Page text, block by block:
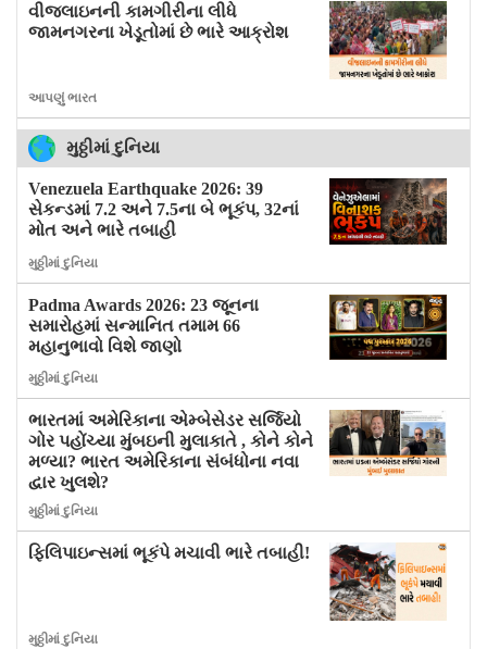
વીજલાઇનની કામગીરીના લીધે
જામનગરના ખેડૂતોમાં છે ભારે આક્રોશ
આપણું ભારત
મુઠ્ઠીમાં દુનિયા
Venezuela Earthquake 2026: 39
સેકન્ડમાં 7.2 અને 7.5ના બે ભૂકંપ, 32નાં
મોત અને ભારે તબાહી
મુઠ્ઠીમાં દુનિયા
Padma Awards 2026: 23 જૂનના
સમારોહમાં સન્માનિત તમામ 66
મહાનુભાવો વિશે જાણો
મુઠ્ઠીમાં દુનિયા
ભારતમાં અમેરિકાના એમ્બેસેડર સર્જિયો
ગોર પહોંચ્યા મુંબઇની મુલાકાતે , કોને કોને
મળ્યા? ભારત અમેરિકાના સંબંધોના નવા
દ્વાર ખુલશે?
મુઠ્ઠીમાં દુનિયા
ફિલિપાઇન્સમાં ભૂકંપે મચાવી ભારે તબાહી!
મુઠ્ઠીમાં દુનિયા